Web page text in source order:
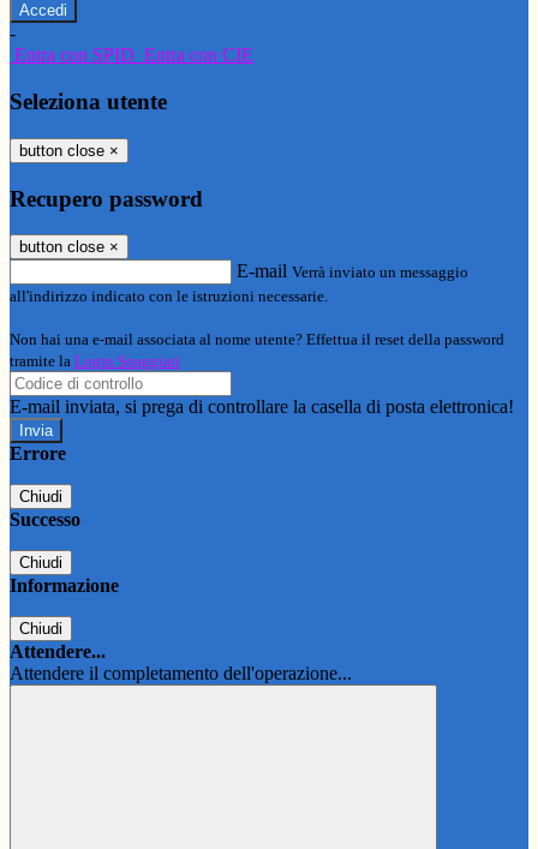
-
Entra con SPID Entra con CIE
Seleziona utente
button close ×
Recupero password
button close ×
E-mail Verrà inviato un messaggio
all'indirizzo indicato con le istruzioni necessarie.
Non hai una e-mail associata al nome utente? Effettua il reset della password
tramite la Login Spaggiari
E-mail inviata, si prega di controllare la casella di posta elettronica!
Errore
Chiudi
Successo
Chiudi
Informazione
Chiudi
Attendere...
Attendere il completamento dell'operazione...